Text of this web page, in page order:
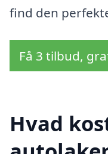
find den
Få 3 tilbud,
Hvad